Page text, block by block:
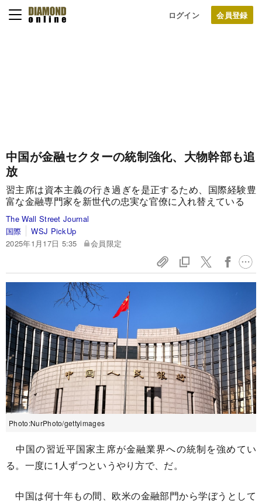
ログイン
中国が金融セクターの統制強化、大物幹部も追
放
習主席は資本主義の行き過ぎを是正するため、国際経験豊
富な金融専門家を新世代の忠実な官僚に入れ替えている
The Wall Street Journal
国際
WSJ PickUp
2025年1月17日 5:35
会員限定
Photo:NurPhoto/gettyimages
中国の習近平国家主席が金融業界への統制を強めてい
る。一度に1人ずつというやり方で、だ。
中国は何十年もの間、欧米の金融部門から学ぼうとして